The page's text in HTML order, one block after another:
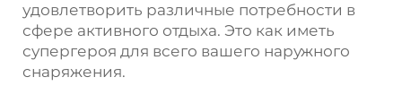
удовлетворить различные потребности в
сфере активного отдыха. Это как иметь
супергероя для всего вашего наружного
снаряжения.